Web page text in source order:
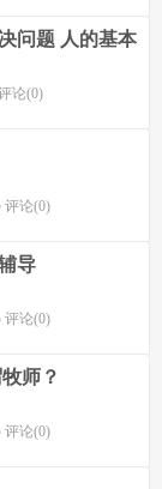
问题 人的基本
论(0)
评论(0)
导
评论(0)
师？
评论(0)